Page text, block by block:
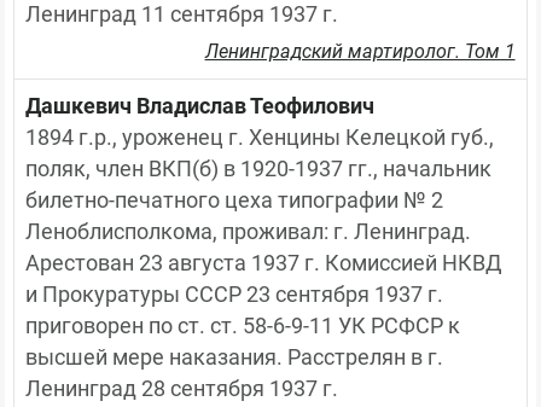
Ленинград 11 сентября 1937 г.
Ленинградский мартиролог. Том 1
Дашкевич Владислав Теофилович
1894 г.р., уроженец г. Хенцины Келецкой губ.,
поляк, член ВКП(б) в 1920-1937 гг., начальник
билетно-печатного цеха типографии № 2
Леноблисполкома, проживал: г. Ленинград.
Арестован 23 августа 1937 г. Комиссией НКВД
и Прокуратуры СССР 23 сентября 1937 г.
приговорен по ст. ст. 58-6-9-11 УК РСФСР к
высшей мере наказания. Расстрелян в г.
Ленинград 28 сентября 1937 г.